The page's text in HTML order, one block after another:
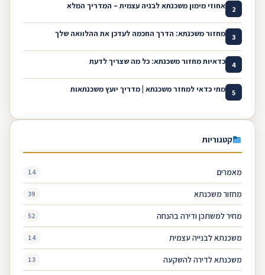
2 אחוזי מימון משכנתא לבניה עצמית – המדריך המלא
3 מחזור משכנתא: הדרך החכמה לעדכן את ההלוואה שלך
4 כדאיות מחזור משכנתא: כל מה שצריך לדעת
5 מתי כדאי למחזר משכנתא | מדריך יועץ משכנתאות
קטגוריות
מאמרים 14
מחזור משכנתא 39
מחיר למשתכן ודירה בהנחה 52
משכנתא לבנייה עצמית 14
משכנתא לדירה להשקעה 13